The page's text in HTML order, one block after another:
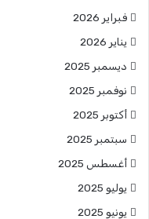
فبراير 2026
يناير 2026
ديسمبر 2025
نوفمبر 2025
أكتوبر 2025
سبتمبر 2025
أغسطس 2025
يوليو 2025
يونيو 2025